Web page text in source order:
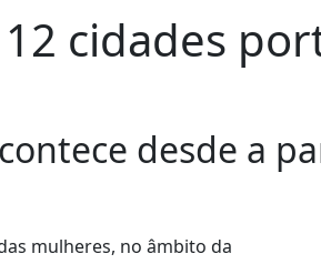
cidades
desde a
mulheres, no âmbito da